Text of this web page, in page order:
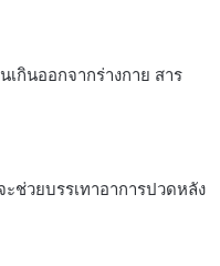
กินออกจากร่างกาย สาร
ช่วยบรรเทาอาการปวดหลัง